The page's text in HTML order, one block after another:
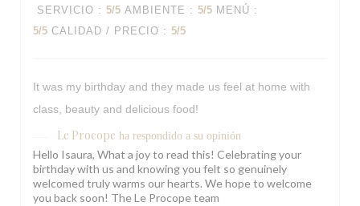
SERVICIO : 5/5 AMBIENTE : 5/5 MENÚ :
5/5 CALIDAD / PRECIO : 5/5
It was my birthday and they made us feel at home with
class, beauty and delicious food!
Le Procope ha respondido a su opinión
Hello Isaura, What a joy to read this! Celebrating your
birthday with us and knowing you felt so genuinely
welcomed truly warms our hearts. We hope to welcome
you back soon! The Le Procope team